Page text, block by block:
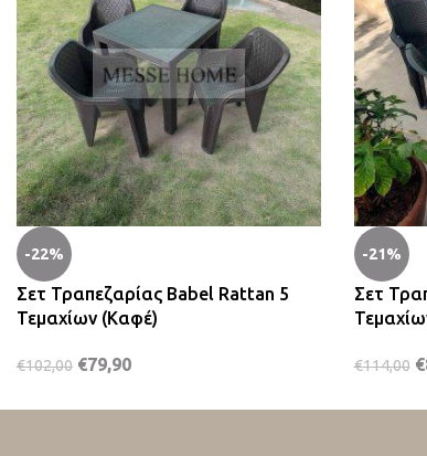
-22%
Σετ Τραπεζαρίας Babel Rattan 5
Τεμαχίων (Καφέ)
€102,00 €79,90
-21%
Σετ
€114,00 €